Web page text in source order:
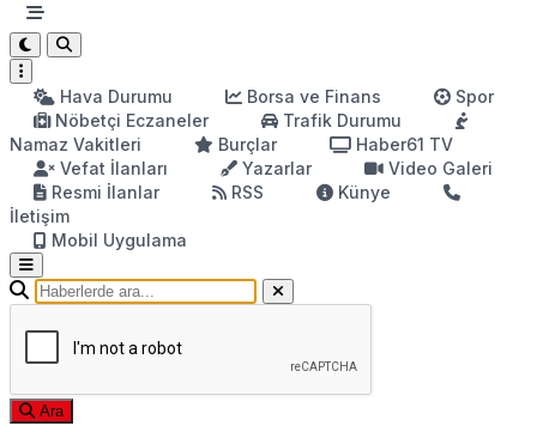
Hava Durumu Borsa ve Finans
Spor
Nöbetçi Eczaneler
Trafik Durumu
Namaz Vakitleri
Burçlar
Haber61 TV
Vefat İlanları
Yazarlar
Video Galeri
Resmi İlanlar
RSS
Künye
İletişim
Mobil Uygulama
Ara